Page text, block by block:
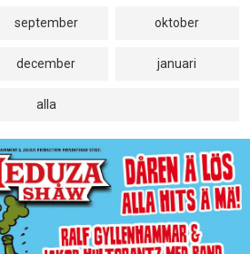
september oktober
december januari
alla